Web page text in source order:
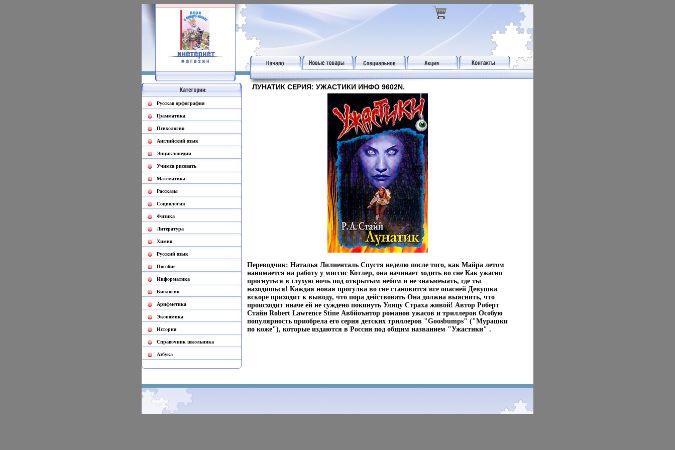
Русская орфография
Грамматика
Психология
Английский язык
Энциклопедии
Учимся рисовать
Математика
Рассказы
Социология
Физика
Литература
Химия
Русский язык
Пособие
Информатика
Биология
Арифметика
Экономика
История
Cправочник школьника
Азбука
ЛУНАТИК СЕРИЯ: УЖАСТИКИ ИНФО 9602N.
Переводчик: Наталья Лилиенталь Спустя неделю после того, как Майра летом
нанимается на работу у миссис Котлер, она начинает ходить во сне Как ужасно
проснуться в глухую ночь под открытым небом и не знаъмеыать, где ты
находишься! Каждая новая прогулка во сне становится все опасней Девушка
вскоре приходит к выводу, что пора действовать Она должна выяснить, что
происходит иначе ей не суждено покинуть Улицу Страха живой! Автор Роберт
Стайн Robert Lawrence Stine Авбйоънтор романов ужасов и триллеров Особую
популярность приобрела его серия детских триллеров "Goosbumps" ("Мурашки
по коже"), которые издаются в России под общим названием "Ужастики" .